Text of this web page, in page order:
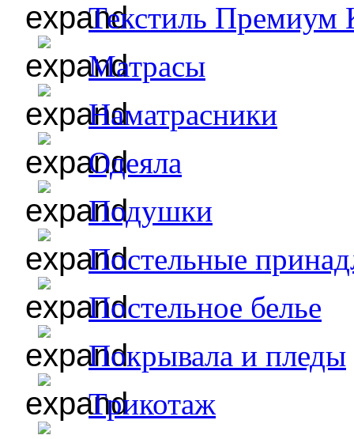
Текстиль Премиум
Матрасы
Наматрасники
Одеяла
Подушки
Постельные
Постельное белье
Покрывала и пледы
Трикотаж